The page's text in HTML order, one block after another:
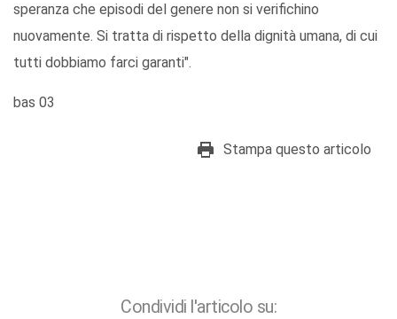
speranza che episodi del genere non si verifichino
nuovamente. Si tratta di rispetto della dignità umana, di cui
tutti dobbiamo farci garanti".
bas 03
Stampa questo articolo
Condividi l'articolo su: